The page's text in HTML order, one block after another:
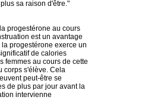
sa raison d'être."
progestérone au cours
est un avantage
progestérone exerce un
de calories
femmes au cours de cette
corps s'élève. Cela
peut-être se
de plus par jour avant la
intervienne